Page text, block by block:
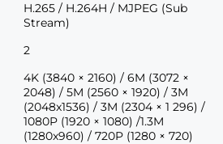
H.265 / H.264H / MJPEG (Sub
Stream)
2
4K (3840 × 2160) / 6M (3072 ×
2048) / 5M (2560 × 1920) / 3M
(2048x1536) / 3M (2304 × 1 296) /
1080P (1920 × 1080) /1.3M
(1280x960) / 720P (1280 × 720)